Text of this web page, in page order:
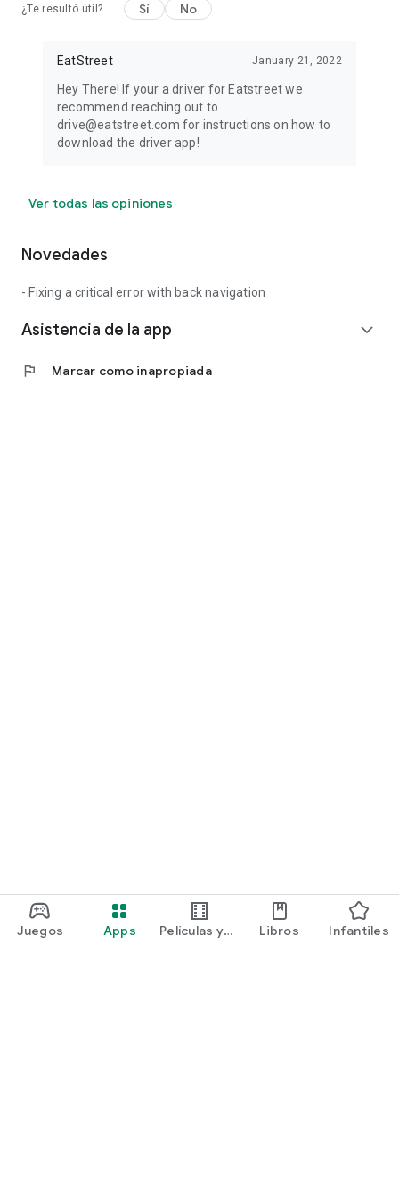
Juegos Apps
Películas y
Libros Infantiles
gustan de los restaurantes locales cerca de ti. ¡Descargue la
¿Te resultó útil? Sí No
EatStreet January 21, 2022
Hey There! If your a driver for Eatstreet we
recommend reaching out to
drive@eatstreet.com for instructions on how to
download the driver app!
Ver todas las opiniones
Novedades
- Fixing a critical error with back navigation
Asistencia de la app expand_more
flag Marcar como inapropiada